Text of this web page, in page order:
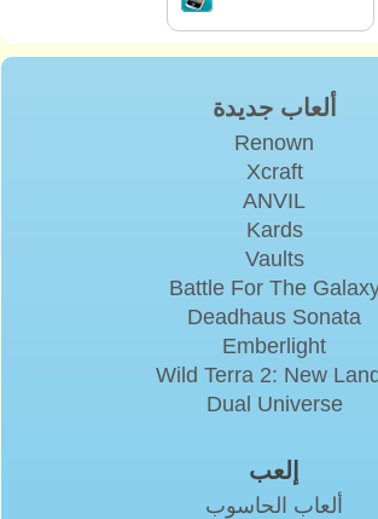
ألعاب جديدة
Renown
Xcraft
ANVIL
Kards
Vaults
Battle For The
Deadhaus Sonata
Emberlight
Wild Terra 2: New
Dual Universe
إلعب
ألعاب الحاسوب